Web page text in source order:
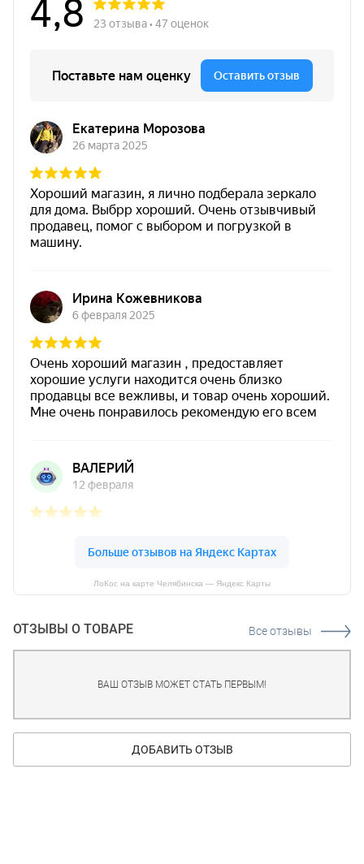
ЛоКос на карте Челябинска — Яндекс Карты
ОТЗЫВЫ О ТОВАРЕ Все отзывы
ВАШ ОТЗЫВ МОЖЕТ СТАТЬ ПЕРВЫМ!
ДОБАВИТЬ ОТЗЫВ